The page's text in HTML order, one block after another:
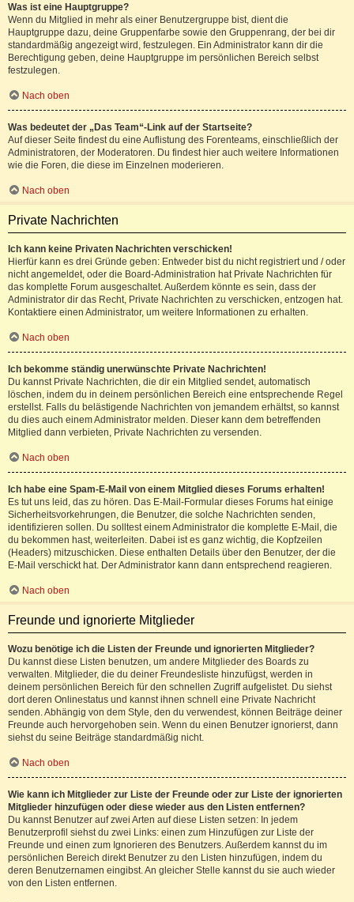
Was ist eine Hauptgruppe?
Wenn du Mitglied in mehr als einer Benutzergruppe bist, dient die
Hauptgruppe dazu, deine Gruppenfarbe sowie den Gruppenrang, der bei dir
standardmäßig angezeigt wird, festzulegen. Ein Administrator kann dir die
Berechtigung geben, deine Hauptgruppe im persönlichen Bereich selbst
festzulegen.
Nach oben
Was bedeutet der „Das Team“-Link auf der Startseite?
Auf dieser Seite findest du eine Auflistung des Forenteams, einschließlich der
Administratoren, der Moderatoren. Du findest hier auch weitere Informationen
wie die Foren, die diese im Einzelnen moderieren.
Nach oben
Private Nachrichten
Ich kann keine Privaten Nachrichten verschicken!
Hierfür kann es drei Gründe geben: Entweder bist du nicht registriert und / oder
nicht angemeldet, oder die Board-Administration hat Private Nachrichten für
das komplette Forum ausgeschaltet. Außerdem könnte es sein, dass der
Administrator dir das Recht, Private Nachrichten zu verschicken, entzogen hat.
Kontaktiere einen Administrator, um weitere Informationen zu erhalten.
Nach oben
Ich bekomme ständig unerwünschte Private Nachrichten!
Du kannst Private Nachrichten, die dir ein Mitglied sendet, automatisch
löschen, indem du in deinem persönlichen Bereich eine entsprechende Regel
erstellst. Falls du belästigende Nachrichten von jemandem erhältst, so kannst
du dies auch einem Administrator melden. Dieser kann dem betreffenden
Mitglied dann verbieten, Private Nachrichten zu versenden.
Nach oben
Ich habe eine Spam-E-Mail von einem Mitglied dieses Forums erhalten!
Es tut uns leid, das zu hören. Das E-Mail-Formular dieses Forums hat einige
Sicherheitsvorkehrungen, die Benutzer, die solche Nachrichten senden,
identifizieren sollen. Du solltest einem Administrator die komplette E-Mail, die
du bekommen hast, weiterleiten. Dabei ist es ganz wichtig, die Kopfzeilen
(Headers) mitzuschicken. Diese enthalten Details über den Benutzer, der die
E-Mail verschickt hat. Der Administrator kann dann entsprechend reagieren.
Nach oben
Freunde und ignorierte Mitglieder
Wozu benötige ich die Listen der Freunde und ignorierten Mitglieder?
Du kannst diese Listen benutzen, um andere Mitglieder des Boards zu
verwalten. Mitglieder, die du deiner Freundesliste hinzufügst, werden in
deinem persönlichen Bereich für den schnellen Zugriff aufgelistet. Du siehst
dort deren Onlinestatus und kannst ihnen schnell eine Private Nachricht
senden. Abhängig von dem Style, den du verwendest, können Beiträge deiner
Freunde auch hervorgehoben sein. Wenn du einen Benutzer ignorierst, dann
siehst du seine Beiträge standardmäßig nicht.
Nach oben
Wie kann ich Mitglieder zur Liste der Freunde oder zur Liste der ignorierten
Mitglieder hinzufügen oder diese wieder aus den Listen entfernen?
Du kannst Benutzer auf zwei Arten auf diese Listen setzen: In jedem
Benutzerprofil siehst du zwei Links: einen zum Hinzufügen zur Liste der
Freunde und einen zum Ignorieren des Benutzers. Außerdem kannst du im
persönlichen Bereich direkt Benutzer zu den Listen hinzufügen, indem du
deren Benutzernamen eingibst. An gleicher Stelle kannst du sie auch wieder
von den Listen entfernen.